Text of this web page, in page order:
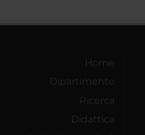
Home
Dipartimento
Ricerca
Didattica